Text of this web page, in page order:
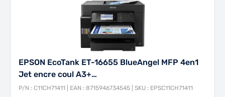
EPSON EcoTank ET-16655 BlueAngel MFP 4en1
Jet encre coul A3+…
P/N : C11CH71411 | EAN : 8715946734545 | SKU : EPSC11CH71411